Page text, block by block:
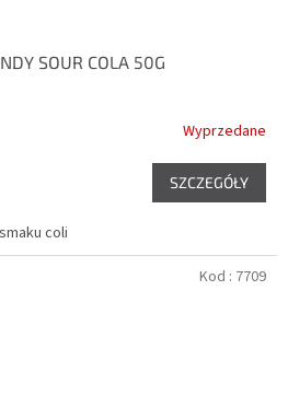
SOUR COLA 50G
Wyprzedane
SZCZEGÓŁY
coli
Kod : 7709